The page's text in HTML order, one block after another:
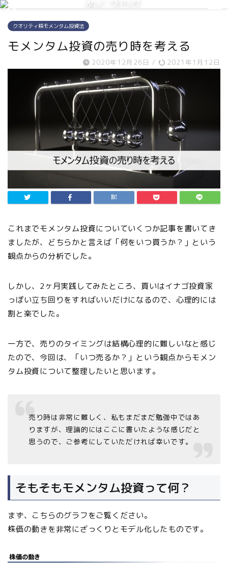
ぬくブログ
クオリティ株モメンタム投資法
モメンタム投資の売り時を考える
2020年12月26日 / 2021年1月12日
これまでモメンタム投資についていくつか記事を書いてき
ましたが、どちらかと言えば「何をいつ買うか？」という
観点からの分析でした。
しかし、2ヶ月実践してみたところ、買いはイナゴ投資家
っぽい立ち回りをすればいいだけになるので、心理的には
割と楽でした。
一方で、売りのタイミングは結構心理的に難しいなと感じ
たので、今回は、「いつ売るか？」という観点からモメン
タム投資について整理したいと思います。
売り時は非常に難しく、私もまだまだ勉強中ではあ
りますが、理論的にはここに書いたような感じだと
思うので、ご参考にしていただければ幸いです。
そもそもモメンタム投資って何？
まず、こちらのグラフをご覧ください。
株価の動きを非常にざっくりとモデル化したものです。